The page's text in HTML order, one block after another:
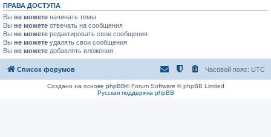
ПРАВА ДОСТУПА
Вы не можете начинать темы
Вы не можете отвечать на сообщения
Вы не можете редактировать свои сообщения
Вы не можете удалять свои сообщения
Вы не можете добавлять вложения
Список форумов Часовой пояс: UTC
Создано на основе phpBB® Forum Software © phpBB Limited
Русская поддержка phpBB